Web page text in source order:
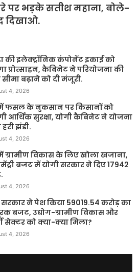
पर भड़के सतीश महाना, बोले-
दिखाओ.
की इलेक्ट्रॉनिक कंपोनेंट इकाई को
प्रोत्साहन, कैबिनेट ने परियोजना की
बढ़ाने को दी मंजूरी.
4, 2026
फसल के नुकसान पर किसानों को
आर्थिक सुरक्षा, योगी कैबिनेट ने योजना
हरी झंडी.
4, 2026
ग्रामीण विकास के लिए खोला खजाना,
बजट में योगी सरकार ने दिए 17942
4, 2026
सरकार ने पेश किया 59019.54 करोड़ का
बजट, उद्योग-ग्रामीण विकास और
सेक्टर को क्या-क्या मिला?
4, 2026